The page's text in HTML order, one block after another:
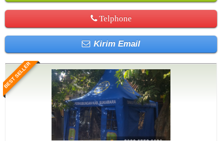
Telphone
Kirim Email
BEST SELLER